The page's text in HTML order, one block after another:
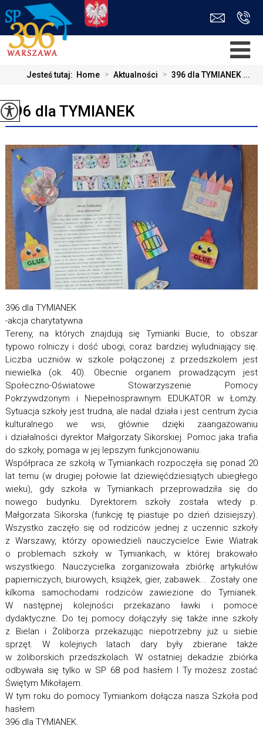
Jesteś tutaj: Home > Aktualności > 396 dla TYMIANEK ...
396 dla TYMIANEK
396 dla TYMIANEK
-akcja charytatywna
Tereny, na których znajdują się Tymianki Bucie, to obszar
typowo rolniczy i dość ubogi, coraz bardziej wyludniający się.
Liczba uczniów w szkole połączonej z przedszkolem jest
niewielka (ok. 40). Obecnie organem prowadzącym jest
Społeczno-Oświatowe Stowarzyszenie Pomocy
Pokrzywdzonym i Niepełnosprawnym EDUKATOR w Łomży.
Sytuacja szkoły jest trudna, ale nadal działa i jest centrum życia
kulturalnego we wsi, głównie dzięki zaangażowaniu
i działalności dyrektor Małgorzaty Sikorskiej. Pomoc jaka trafia
do szkoły, pomaga w jej lepszym funkcjonowaniu.
Współpraca ze szkołą w Tymiankach rozpoczęła się ponad 20
lat temu (w drugiej połowie lat dziewięćdziesiątych ubiegłego
wieku), gdy szkoła w Tymiankach przeprowadziła się do
nowego budynku. Dyrektorem szkoły została wtedy p.
Małgorzata Sikorska (funkcję tę piastuje po dzień dzisiejszy).
Wszystko zaczęło się od rodziców jednej z uczennic szkoły
z Warszawy, którzy opowiedzieli nauczycielce Ewie Wiatrak
o problemach szkoły w Tymiankach, w której brakowało
wszystkiego. Nauczycielka zorganizowała zbiórkę artykułów
papierniczych, biurowych, książek, gier, zabawek... Zostały one
kilkoma samochodami rodziców zawiezione do Tymianek.
W następnej kolejności przekazano ławki i pomoce
dydaktyczne. Do tej pomocy dołączyły się także inne szkoły
z Bielan i Żoliborza przekazując niepotrzebny już u siebie
sprzęt. W kolejnych latach dary były zbierane także
w żoliborskich przedszkolach. W ostatniej dekadzie zbiórka
odbywała się tylko w SP 68 pod hasłem I Ty możesz zostać
Świętym Mikołajem.
W tym roku do pomocy Tymiankom dołącza nasza Szkoła pod
hasłem
396 dla TYMIANEK.